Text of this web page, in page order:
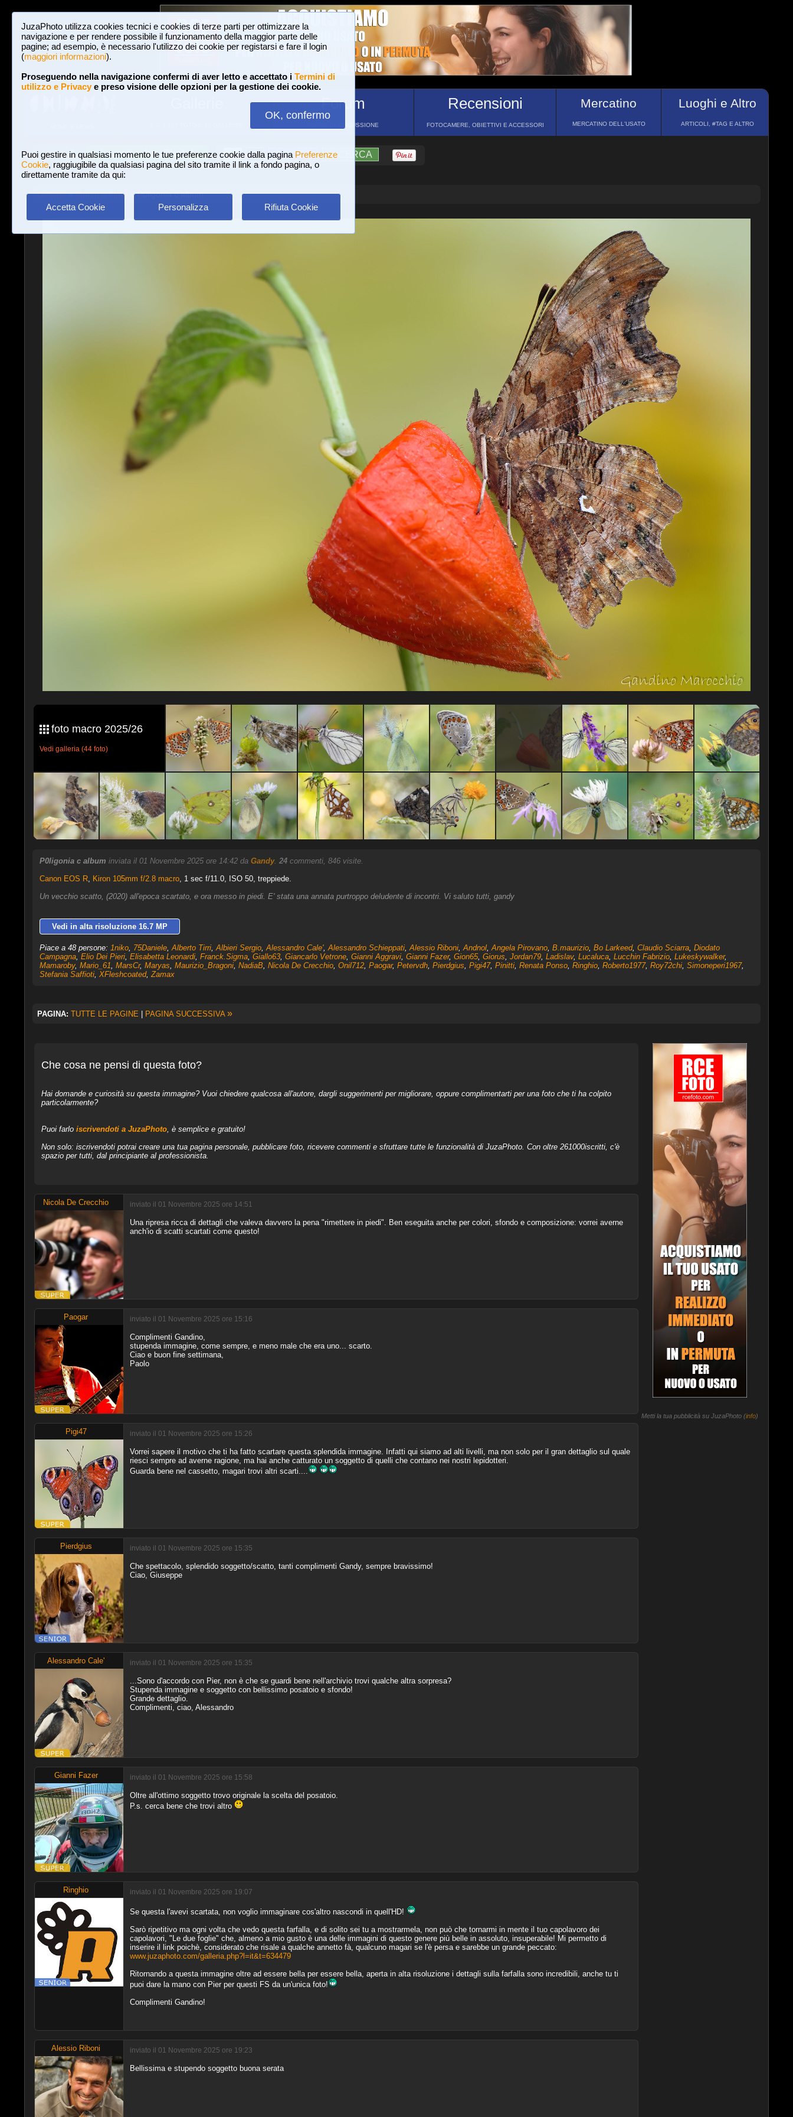
JuzaPhoto utilizza cookies tecnici e cookies di terze parti per ottimizzare la
navigazione e per rendere possibile il funzionamento della maggior parte delle
pagine; ad esempio, è necessario l'utilizzo dei cookie per registarsi e fare il login
(maggiori informazioni).
Proseguendo nella navigazione confermi di aver letto e accettato i Termini di
utilizzo e Privacye preso visione delle opzioni per la gestione dei cookie.
OK, confermo
Puoi gestire in qualsiasi momento le tue preferenze cookie dalla pagina Preferenze
Cookie, raggiugibile da qualsiasi pagina del sito tramite il link a fondo pagina, o
direttamente tramite da qui:
Accetta Cookie Personalizza Rifiuta Cookie
Forum
FORUM DI DISCUSSIONE
Recensioni
FOTOCAMERE, OBIETTIVI E ACCESSORI
Mercatino
MERCATINO DELL'USATO
Luoghi e Altro
ARTICOLI, #TAG E ALTRO
Login Iscriviti a JuzaPhoto! A A ?AIUTO RICERCA
Gallerie»Macro e Flora » P0ligonia c album
foto macro 2025/26
Vedi galleria (44 foto)
P0ligonia c album inviata il 01 Novembre 2025 ore 14:42 da Gandy. 24commenti, 846 visite.
Canon EOS R, Kiron 105mm f/2.8 macro, 1 sec f/11.0, ISO 50, treppiede.
Un vecchio scatto, (2020) all'epoca scartato, e ora messo in piedi. E' stata una annata purtroppo deludente di incontri. Vi saluto tutti, gandy
Vedi in alta risoluzione 16.7 MP
Piace a 48 persone: 1niko, 75Daniele,Alberto Tirri,Albieri Sergio,Alessandro Cale',Alessandro Schieppati,Alessio Riboni,Andnol,Angela Pirovano, B.maurizio, Bo Larkeed, Claudio Sciarra, Diodato
Campagna, Elio Dei Pieri, Elisabetta Leonardi, Franck.Sigma, Giallo63, Giancarlo Vetrone, Gianni Aggravi, Gianni Fazer, Gion65, Giorus, Jordan79, Ladislav, Lucaluca, Lucchin Fabrizio, Lukeskywalker,
Mamaroby, Mario_61, MarsCr, Maryas, Maurizio_Bragoni, NadiaB, Nicola De Crecchio, Onil712, Paogar, Petervdh, Pierdgius, Pigi47, Pinitti, Renata Ponso, Ringhio, Roberto1977, Roy72chi, Simoneperi1967,
Stefania Saffioti, XFleshcoated,Zamax
PAGINA: TUTTE LE PAGINE PAGINA SUCCESSIVA »
Che cosa ne pensi di questa foto?
Hai domande e curiosità su questa immagine? Vuoi chiedere qualcosa all'autore, dargli suggerimenti per migliorare, oppure complimentarti per una foto che ti ha colpito
particolarmente?
Puoi farlo iscrivendoti a JuzaPhoto, è semplice e gratuito!
Non solo: iscrivendoti potrai creare una tua pagina personale, pubblicare foto, ricevere commenti e sfruttare tutte le funzionalità di JuzaPhoto. Con oltre 261000iscritti, c'è
spazio per tutti, dal principiante al professionista.
Nicola De Crecchio inviato il 01 Novembre 2025 ore 14:51
Una ripresa ricca di dettagli che valeva davvero la pena "rimettere in piedi". Ben eseguita anche per colori, sfondo e composizione: vorrei averne
anch'io di scatti scartati come questo!
Paogar inviato il 01 Novembre 2025 ore 15:16
Complimenti Gandino,
stupenda immagine, come sempre, e meno male che era uno... scarto.
Ciao e buon fine settimana,
Paolo
Pigi47 inviato il 01 Novembre 2025 ore 15:26
Vorrei sapere il motivo che ti ha fatto scartare questa splendida immagine. Infatti qui siamo ad alti livelli, ma non solo per il gran dettaglio sul quale
riesci sempre ad averne ragione, ma hai anche catturato un soggetto di quelli che contano nei nostri lepidotteri.
Guarda bene nel cassetto, magari trovi altri scarti....
Pierdgius inviato il 01 Novembre 2025 ore 15:35
Che spettacolo, splendido soggetto/scatto, tanti complimenti Gandy, sempre bravissimo!
Ciao, Giuseppe
Alessandro Cale' inviato il 01 Novembre 2025 ore 15:35
...Sono d'accordo con Pier, non è che se guardi bene nell'archivio trovi qualche altra sorpresa?
Stupenda immagine e soggetto con bellissimo posatoio e sfondo!
Grande dettaglio.
Complimenti, ciao, Alessandro
Gianni Fazer inviato il 01 Novembre 2025 ore 15:58
Oltre all'ottimo soggetto trovo originale la scelta del posatoio.
P.s. cerca bene che trovi altro
Ringhio inviato il 01 Novembre 2025 ore 19:07
Se questa l'avevi scartata, non voglio immaginare cos'altro nascondi in quell'HD!
Sarò ripetitivo ma ogni volta che vedo questa farfalla, e di solito sei tu a mostrarmela, non può che tornarmi in mente il tuo capolavoro dei
capolavori, "Le due foglie" che, almeno a mio gusto è una delle immagini di questo genere più belle in assoluto, insuperabile! Mi permetto di
inserire il link poichè, considerato che risale a qualche annetto fà, qualcuno magari se l'è persa e sarebbe un grande peccato:
www.juzaphoto.com/galleria.php?l=it&t=634479
Ritornando a questa immagine oltre ad essere bella per essere bella, aperta in alta risoluzione i dettagli sulla farfalla sono incredibili, anche tu ti
puoi dare la mano con Pier per questi FS da un'unica foto!
Complimenti Gandino!
Alessio Riboni inviato il 01 Novembre 2025 ore 19:23
Bellissima e stupendo soggetto buona serata
Metti la tua pubblicità su JuzaPhoto (info)